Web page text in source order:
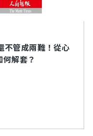
不管成兩難！從心
解套？